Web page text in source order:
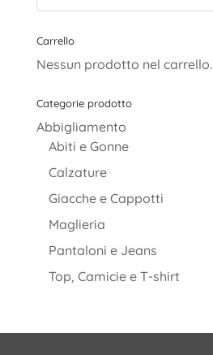
Carrello
Nessun prodotto nel carrello.
Categorie prodotto
Abbigliamento
Abiti e Gonne
Calzature
Giacche e Cappotti
Maglieria
Pantaloni e Jeans
Top, Camicie e T-shirt